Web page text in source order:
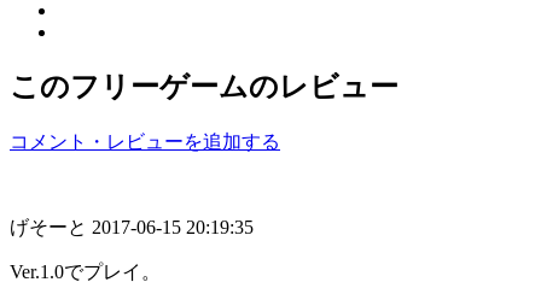
このフリーゲームのレビュー
コメント・レビューを追加する
げそーと 2017-06-15 20:19:35
Ver.1.0でプレイ。